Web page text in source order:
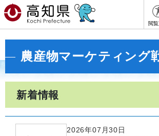
閲
農産物マーケティング
新着情報
2026年07月30日